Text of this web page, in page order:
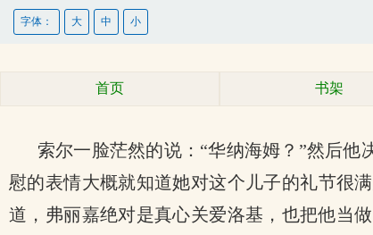
字体： 大 中 小
首页 书架
索尔一脸茫然的说：“华纳海姆？”然后
慰的表情大概就知道她对这个儿子的礼节
道，弗丽嘉绝对是真心关爱洛基，也把他当